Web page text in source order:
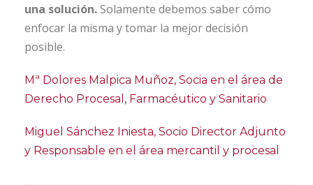
una solución.Solamente debemos saber cómo
enfocar la misma y tomar la mejor decisión
posible.
Mª Dolores Malpica Muñoz, Socia en el área de
Derecho Procesal, Farmacéutico y Sanitario
Miguel Sánchez Iniesta, Socio Director Adjunto
y Responsable en el área mercantil y procesal